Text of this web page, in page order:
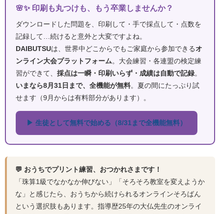
🌸✨ 印刷も丸つけも、もう卒業しませんか？
ダウンロードした問題を、印刷して・手で採点して・点数を
記録して…続けると意外と大変ですよね。
DAIBUTSUは、世界中どこからでもご家庭から参加できる オ
ンライン大会プラットフォーム 。大会練習・各連盟の検定練
習ができて、 採点は一瞬・印刷いらず・成績は自動で記録
いまなら8月31日まで、全機能が無料 。夏の間にたっぷり試
せます（9月からは有料部分があります）。
▶ 生徒として無料で始める（8/31まで全機能無料）
💬 おうちでプリント練習、おつかれさまです！
「珠算1級でなかなか伸びない」「そろそろ教室を変えようか
な」と感じたら、おうちから続けられるオンラインそろばん
という選択肢もあります。指導歴25年の大仏先生のオンライ